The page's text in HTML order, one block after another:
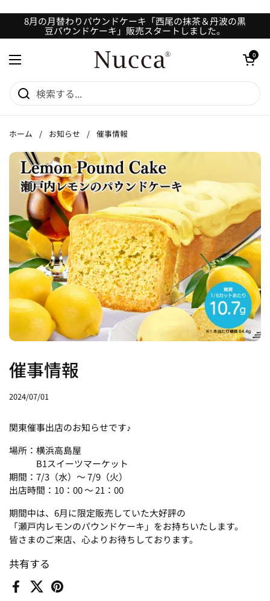
8月の月替わりパウンドケーキ「西尾の抹茶＆丹波の黒
豆パウンドケーキ」販売スタートしました。
メニューを開く
カートを開
0
ホーム / お知らせ / 催事情報
催事情報
2024/07/01
共有する
FacebookX (Twitter)Pinterest
関東催事出店のお知らせです♪
場所：横浜高島屋
B1スイーツマーケット
期間：7/3（水）～ 7/9（火）
出店時間：10：00 ～ 21：00
期間中は、6月に限定販売していた大好評の
「瀬戸内レモンのパウンドケーキ」をお持ちいたします。
皆さまのご来店、心よりお待ちしております。